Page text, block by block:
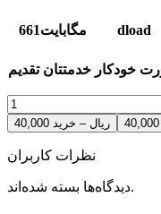
661مگابایت dload
خودکار خدمتتان تقدیم
40,000 ریال – خرید
نظرات کاربران
دیدگاه‌ها بسته شده‌اند.